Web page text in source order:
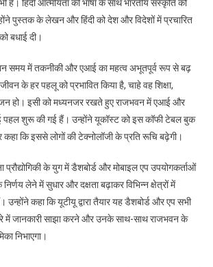
हिंदी आत्मीयता की भाषा के साथ भारतीय संस्कृति को
पुस्तक के लेखन और हिंदी को देश और विदेशों में प्रचारित
बधाई दी।
समय में तकनीकी और एआई का महत्व अभूतपूर्व रूप से बढ़
के हर पहलू को प्रभावित किया है, चाहे वह शिक्षा,
हो। इसी को मध्यनजर रखते हुए राजभवन में एआई और
पहल शुरू की गई हैं। उन्होंने यूकॉस्ट को इस कॉफी टेबल बुक
कहा कि इससे लोगों की टेक्नोलॉजी के प्रति रूचि बढ़ेगी।
प्रौद्योगिकी के युग में डैशबोर्ड और मोबाइल एप उपयोगकर्ताओं
लेने में सुधार और दक्षता बढ़ाकर विभिन्न क्षेत्रों में
उन्होंने कहा कि यूटीयू द्वारा तैयार यह डैशबोर्ड और एप सभी
में जानकारी साझा करने और उनके साथ-साथ राजभवन के
निभाएगा।